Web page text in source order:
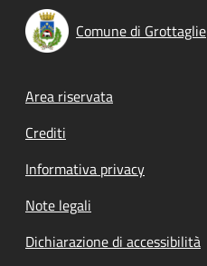
Comune di Grottaglie
Footer menu
Area riservata
Crediti
Informativa privacy
Note legali
Dichiarazione di accessibilità